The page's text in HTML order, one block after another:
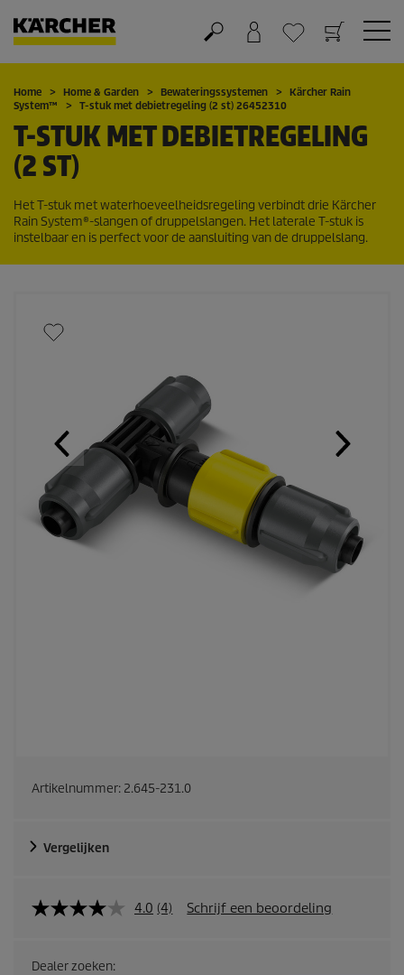
Winkelwagen
Wensenlijstje
Home Home & Garden Bewateringssystemen
Kärcher Rain
System™ T-stuk met debietregeling (2 st) 26452310
T-STUK MET DEBIETREGELING
(2 ST)
Het T-stuk met waterhoeveelheidsregeling verbindt drie Kärcher
Rain System®-slangen of druppelslangen. Het laterale T-stuk is
instelbaar en is perfect voor de aansluiting van de druppelslang.
Artikelnummer: 2.645-231.0
Vergelijken
4.0 (4) Schrijf een beoordeling
Dealer zoeken: